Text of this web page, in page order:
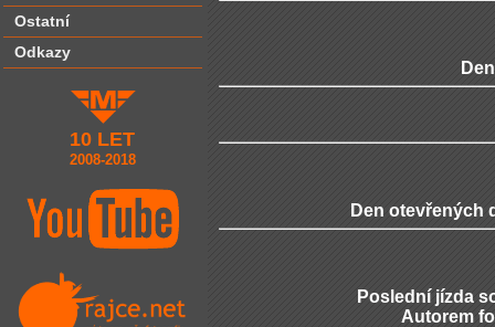
Ostatní
Odkazy
10 LET
2008-2018
Den otevřených
Poslední jízda
Autorem